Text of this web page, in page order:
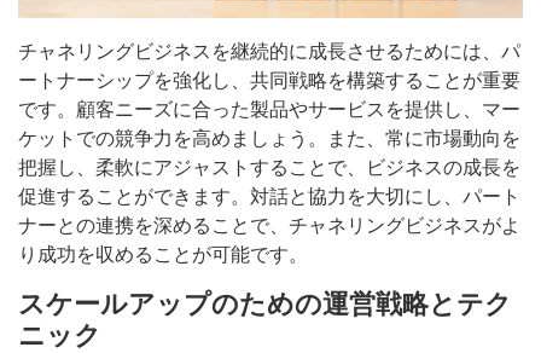
チャネリングビジネスを継続的に成長させるためには、パ
ートナーシップを強化し、共同戦略を構築することが重要
です。顧客ニーズに合った製品やサービスを提供し、マー
ケットでの競争力を高めましょう。また、常に市場動向を
把握し、柔軟にアジャストすることで、ビジネスの成長を
促進することができます。対話と協力を大切にし、パート
ナーとの連携を深めることで、チャネリングビジネスがよ
り成功を収めることが可能です。
スケールアップのための運営戦略とテク
ニック